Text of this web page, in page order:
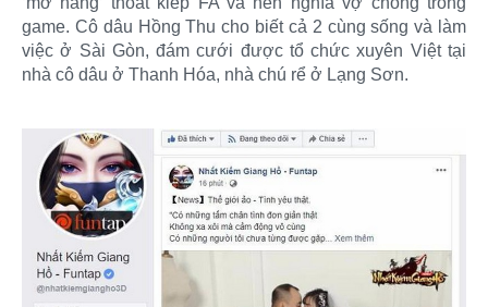
game. Cô dâu Hồng Thu cho biết cả 2 cùng sống và làm
việc ở Sài Gòn, đám cưới được tổ chức xuyên Việt tại
nhà cô dâu ở Thanh Hóa, nhà chú rể ở Lạng Sơn.